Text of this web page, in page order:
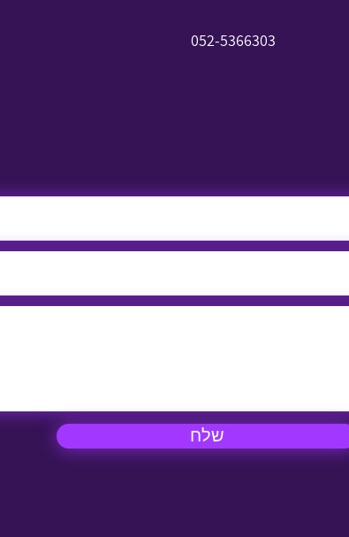
052-5366303
שלח